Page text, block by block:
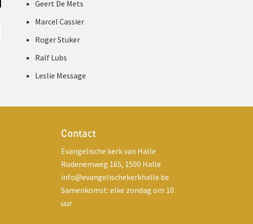
Geert De Mets
Marcel Cassier
Roger Stuker
Ralf Lubs
Leslie Message
Contact
Evangelische kerk van Halle
Rodenemweg 165, 1500 Halle
info@evangelischekerkhalle.be
Samenkomst: elke zondag om 10
uur